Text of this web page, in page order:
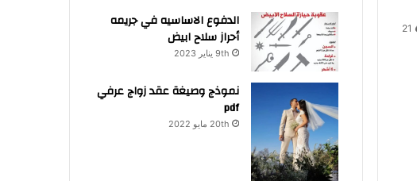
21
الدفوع الاساسيه في جريمه
أحراز سلاح ابيض
9th يناير 2023
نموذج وصيغة عقد زواج عرفي
pdf
20th مايو 2022